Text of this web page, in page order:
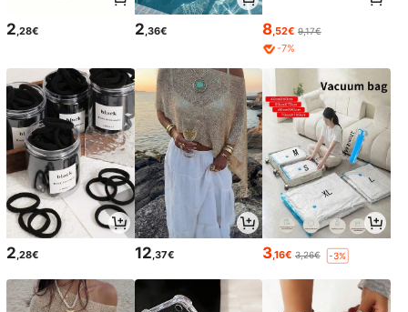
2 ,28€ 2 ,36€ 8 ,52€ 9,17€
-7%
2,28€ 12,37€ 3,16€ 3,26€ -3%